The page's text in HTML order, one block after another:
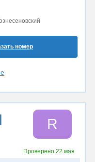
номер
R
Проверено 22 мая